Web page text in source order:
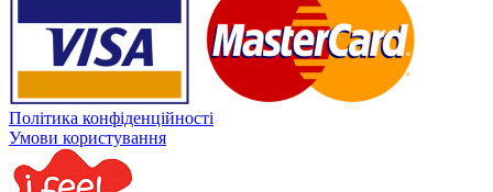
Політика конфіденційності
Умови користування